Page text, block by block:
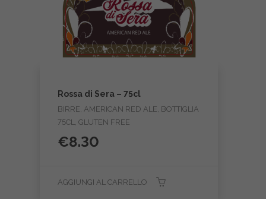
Rossa di Sera – 75cl
BIRRE, AMERICAN RED ALE, BOTTIGLIA
75CL, GLUTEN FREE
€8.30
AGGIUNGI AL CARRELLO